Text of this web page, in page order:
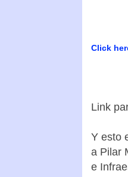
Click
Link
Y esto
a Pilar
e